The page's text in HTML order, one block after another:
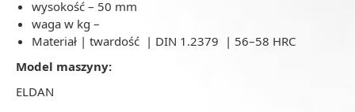
wysokość – 50 mm
waga w kg –
Materiał | twardość | DIN 1.2379 | 56–58 HRC
Model maszyny:
ELDAN